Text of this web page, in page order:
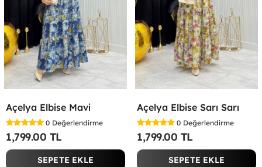
Açelya Elbise Mavi
0 Değerlendirme
1,799.00 TL
SEPETE EKLE
Açelya Elbise Sarı Sarı
0 Değerlendirme
1,799.00 TL
SEPETE EKLE